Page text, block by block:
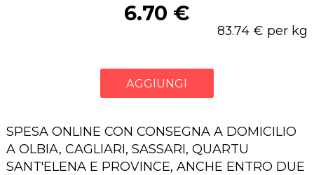
6.70 €
83.74 € per kg
AGGIUNGI
SPESA ONLINE CON CONSEGNA A DOMICILIO
A OLBIA, CAGLIARI, SASSARI, QUARTU
SANT'ELENA E PROVINCE, ANCHE ENTRO DUE